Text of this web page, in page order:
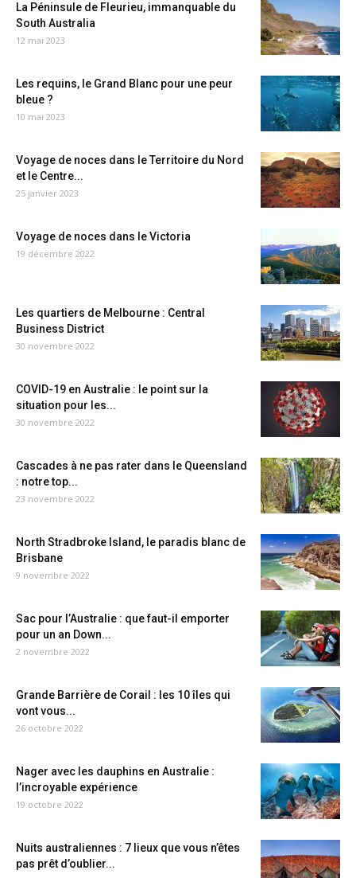
La Péninsule de Fleurieu, immanquable du
South Australia
12 mai 2023
Les requins, le Grand Blanc pour une peur
bleue ?
10 mai 2023
Voyage de noces dans le Territoire du Nord
et le Centre...
25 janvier 2023
Voyage de noces dans le Victoria
19 décembre 2022
Les quartiers de Melbourne : Central
Business District
30 novembre 2022
COVID-19 en Australie : le point sur la
situation pour les...
30 novembre 2022
Cascades à ne pas rater dans le Queensland
: notre top...
23 novembre 2022
North Stradbroke Island, le paradis blanc de
Brisbane
9 novembre 2022
Sac pour l’Australie : que faut-il emporter
pour un an Down...
2 novembre 2022
Grande Barrière de Corail : les 10 îles qui
vont vous...
26 octobre 2022
Nager avec les dauphins en Australie :
l’incroyable expérience
19 octobre 2022
Nuits australiennes : 7 lieux que vous n’êtes
pas prêt d’oublier...